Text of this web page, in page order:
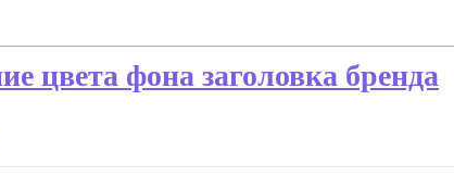
цвета фона заголовка бренда